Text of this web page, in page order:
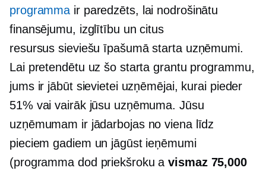
programma ir paredzēts, lai nodrošinātu
finansējumu, izglītību un citus
resursussieviešu īpašumāstarta uzņēmumi.
Lai pretendētu uz šo starta grantu programmu,
jums ir jābūt sievietei uzņēmējai, kurai pieder
51% vai vairāk jūsu uzņēmuma. Jūsu
uzņēmumam ir jādarbojas no viena līdz
pieciem gadiem un jāgūst ieņēmumi
(programma dod priekšroku avismaz 75,000